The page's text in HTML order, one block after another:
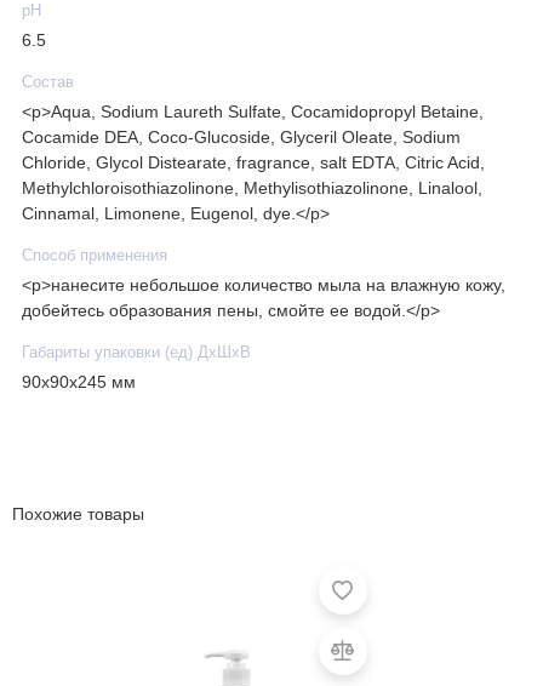
рН
6.5
Состав
<p>Aqua, Sodium Laureth Sulfate, Cocamidopropyl Betaine,
Cocamide DEA, Coco-Glucoside, Glyceril Oleate, Sodium
Chloride, Glycol Distearate, fragrance, salt EDTA, Citric Acid,
Methylchloroisothiazolinone, Methylisothiazolinone, Linalool,
Cinnamal, Limonene, Eugenol, dye.</p>
Способ применения
<p>нанесите небольшое количество мыла на влажную кожу,
добейтесь образования пены, смойте ее водой.</p>
Габариты упаковки (ед) ДхШхВ
90x90x245 мм
Похожие товары